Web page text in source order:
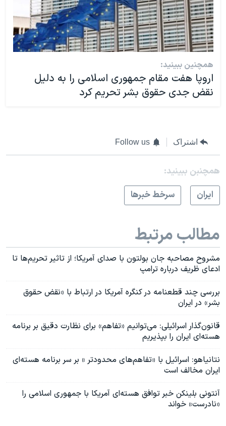
همچنین ببینید:
اروپا هفت مقام جمهوری اسلامی را به دلیل
نقض جدی حقوق بشر تحریم کرد
اشتراک Follow us
همچنبن ببینید:
ايران
سرخط خبرها
مطالب مرتبط
مشروح مصاحبه جان بولتون با صدای آمریکا؛ از تاثیر تحریم‌ها تا
ادعای ظریف درباره ترامپ
بررسی چند قطعنامه در کنگره آمریکا در ارتباط با «نقض حقوق
بشر» در ایران
قانون‌گذار اسرائیلی: می‌توانیم «تفاهم» برای نظارت دقیق بر برنامه
هسته‌ای ایران را بپذیریم
نتانیاهو: اسرائیل با «تفاهم‌های محدودتر » بر سر برنامه هسته‌ای
ایران مخالف است
آنتونی بلینکن خبر توافق هسته‌ای آمریکا با جمهوری اسلامی را
«نادرست» خواند